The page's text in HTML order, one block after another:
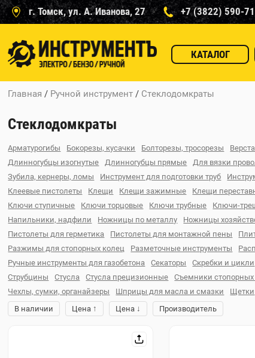
г. Томск, ул. А. Иванова, 27 +7 (3822) 590-
КАТАЛОГ
Главная / Ручной инструмент / Стеклодомкраты
Стеклодомкраты
Арматурогибы Бокорезы, кусачки Болторезы, тросорезы
Длинногубцы изогнутые
Длинногубцы прямые Для вязки
Зубила, кернеры, ломы
Инструмент для подготовки труб
Клеевые пистолеты
Клещи Клещи зажимные Клещи
Ключи ступичные
Ключи торцовые Ключи трубные Ключи-
Напильники, надфили
Ножницы по металлу Ножницы
Пистолеты для герметика
Пистолеты для монтажной пены
Разжимы для стопорных колец
Разметочные инструменты
Ручные инструменты для газобетона
Секаторы Скребки и цикли
Струбцины
Стусла Стусла прецизионные Съемники стопорных
Чехлы, сумки, органайзеры
Шприцы для масла и смазки Щетки
В наличии
Цена ↑ Цена ↓ Производитель